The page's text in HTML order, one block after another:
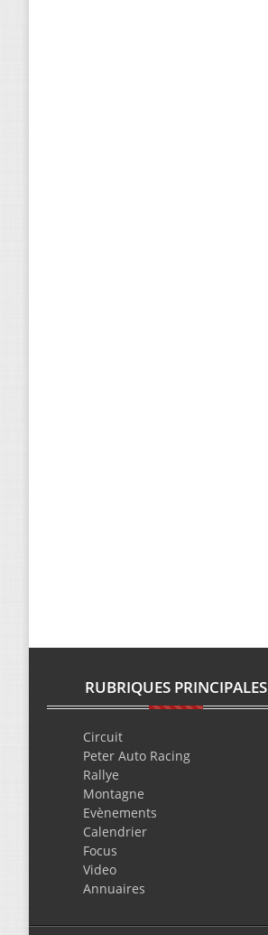
RUBRIQUES PRINCIPALES
Circuit
Peter Auto Racing
Rallye
Montagne
Evènements
Calendrier
Focus
Video
Annuaires